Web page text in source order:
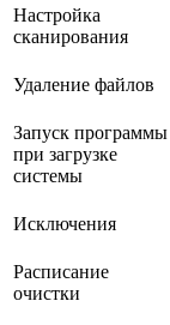
Настройка
сканирования
Удаление файлов
Запуск программы
при загрузке
системы
Исключения
Расписание
очистки